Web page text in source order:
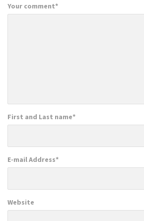
Your comment*
First and Last name*
E-mail Address*
Website